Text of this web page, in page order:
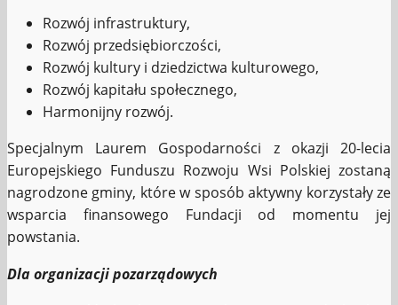
Rozwój infrastruktury,
Rozwój przedsiębiorczości,
Rozwój kultury i dziedzictwa kulturowego,
Rozwój kapitału społecznego,
Harmonijny rozwój.
Specjalnym Laurem Gospodarności z okazji 20-lecia
Europejskiego Funduszu Rozwoju Wsi Polskiej zostaną
nagrodzone gminy, które w sposób aktywny korzystały ze
wsparcia finansowego Fundacji od momentu jej
powstania.
Dla organizacji pozarządowych